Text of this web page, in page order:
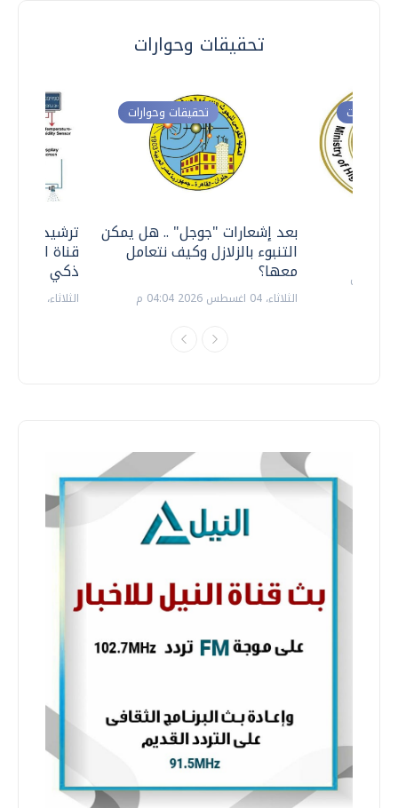
تحقيقات وحوارات
ترشيدا
قناة
ذكي
الثلاثاء، 14 يوليو 2026 06:11 م
تحقيقات وحوارات
بعد إشعارات "جوجل" .. هل يمكن
التنبوء بالزلازل وكيف نتعامل
معها؟
الثلاثاء، 04 اغسطس 2026 04:04 م
وحوارات